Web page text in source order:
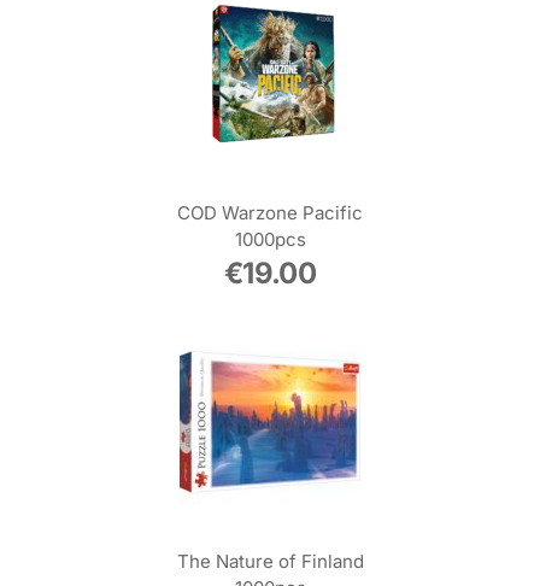
COD Warzone Pacific
1000pcs
€19.00
The Nature of Finland